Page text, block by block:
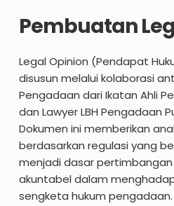
Pembuatan
Legal Opinion (Pendapat
disusun melalui kolaborasi
Pengadaan dari Ikatan Ahli
dan Lawyer LBH Pengadaan
Dokumen ini memberikan
berdasarkan regulasi yang
menjadi dasar
akuntabel dalam
sengketa hukum pengadaan.